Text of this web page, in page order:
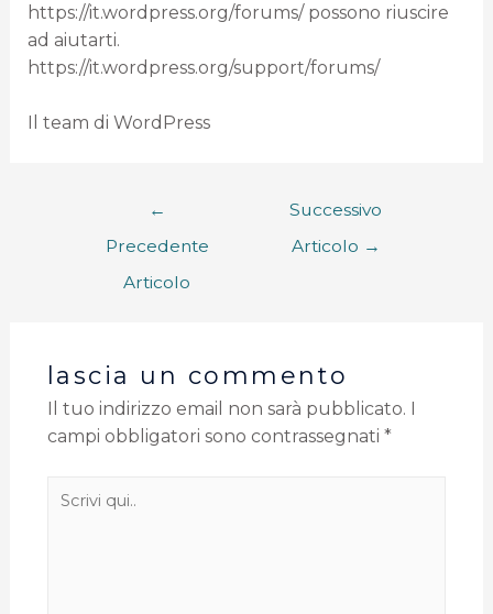
https://it.wordpress.org/forums/ possono riuscire
ad aiutarti.
https://it.wordpress.org/support/forums/
Il team di WordPress
←
Precedente
Articolo
Successivo
Articolo →
lascia un commento
Il tuo indirizzo email non sarà pubblicato.
campi obbligatori sono contrassegnati *